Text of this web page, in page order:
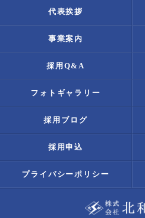
代表挨拶
事業案内
採用Q&A
フォトギャラリー
採用ブログ
採用申込
プライバシーポリシー